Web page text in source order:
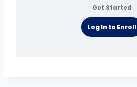
Get Started
Log In to Enroll